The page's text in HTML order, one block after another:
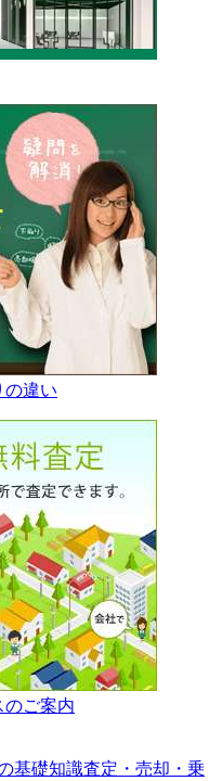
の違い
のご案内
基礎知識査定・売却・乗